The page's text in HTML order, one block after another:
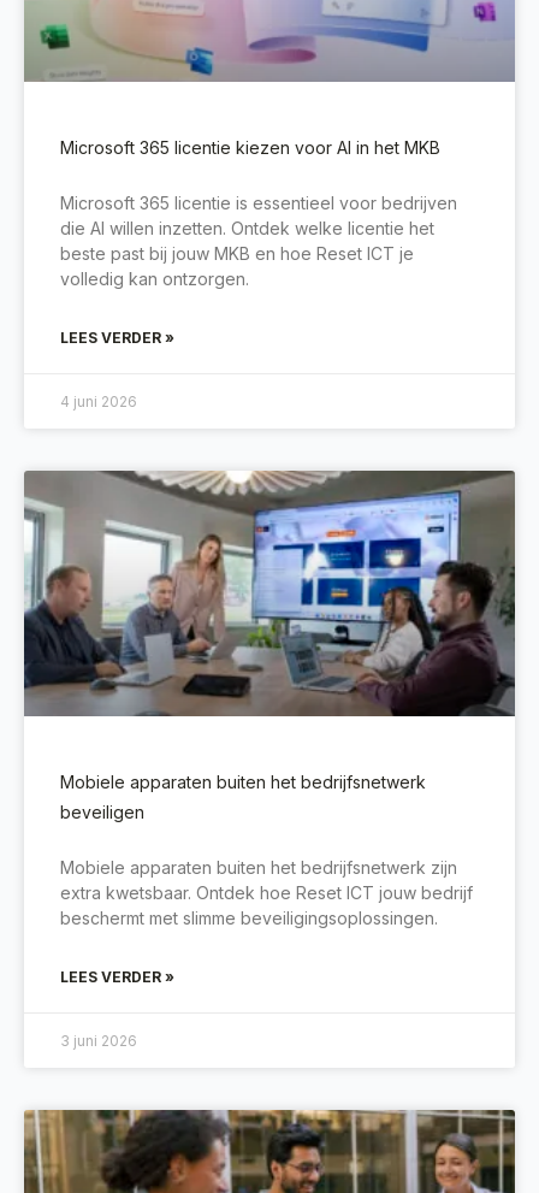
Microsoft 365 licentie kiezen voor AI in het MKB
Microsoft 365 licentie is essentieel voor bedrijven
die AI willen inzetten. Ontdek welke licentie het
beste past bij jouw MKB en hoe Reset ICT je
volledig kan ontzorgen.
LEES VERDER »
4 juni 2026
Mobiele apparaten buiten het bedrijfsnetwerk
beveiligen
Mobiele apparaten buiten het bedrijfsnetwerk zijn
extra kwetsbaar. Ontdek hoe Reset ICT jouw bedrijf
beschermt met slimme beveiligingsoplossingen.
LEES VERDER »
3 juni 2026